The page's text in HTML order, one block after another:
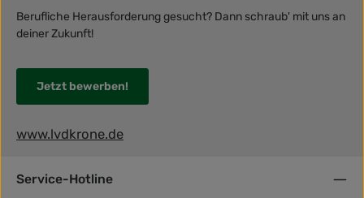
Berufliche Herausforderung gesucht? Dann schraub' mit uns an
deiner Zukunft!
Jetzt bewerben!
www.lvdkrone.de
Service-Hotline